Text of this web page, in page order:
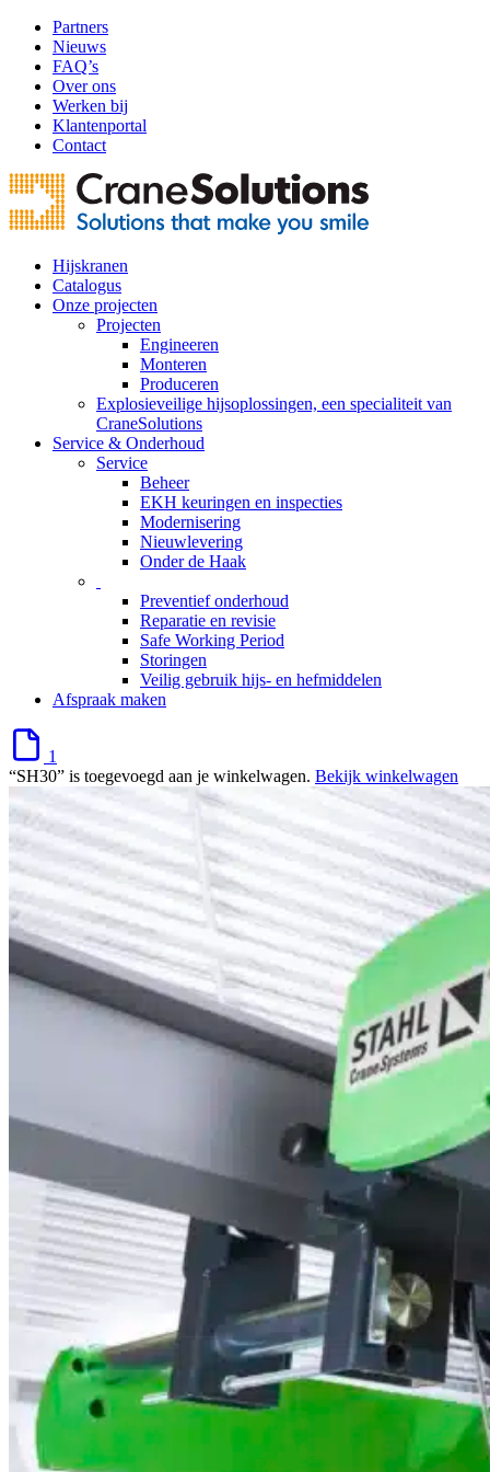
Partners
Nieuws
FAQ’s
Over ons
Werken bij
Klantenportal
Contact
Hijskranen
Catalogus
Onze projecten
Projecten
Engineeren
Monteren
Produceren
Explosieveilige hijsoplossingen, een specialiteit van
CraneSolutions
Service & Onderhoud
Service
Beheer
EKH keuringen en inspecties
Modernisering
Nieuwlevering
Onder de Haak
Preventief onderhoud
Reparatie en revisie
Safe Working Period
Storingen
Veilig gebruik hijs- en hefmiddelen
Afspraak maken
1
“SH30” is toegevoegd aan je winkelwagen. Bekijk winkelwagen